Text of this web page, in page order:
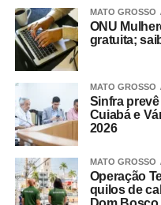
MATO GROSSO
ONU
gratuita;
MATO GROSSO
Sinfra
Cuiabá e
2026
MATO GROSSO
Operação
quilos de